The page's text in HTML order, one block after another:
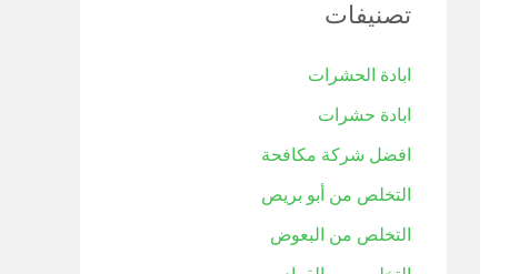
تصنيفات
ابادة الحشرات
ابادة حشرات
افضل شركة مكافحة
التخلص من أبو بريص
التخلص من البعوض